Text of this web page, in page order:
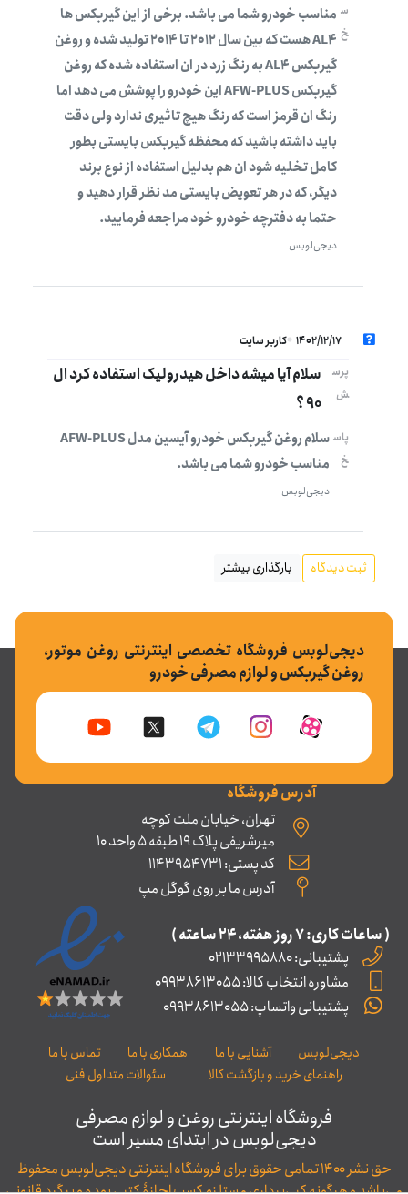
س
خ
مناسب خودرو شما می باشد. برخی از این گیربکس ها
AL4 هست که بین سال 2012 تا 2014 تولید شده و روغن
گیربکس AL4 به رنگ زرد در ان استفاده شده که روغن
گیربکس AFW-PLUS این خودرو را پوشش می دهد اما
رنگ ان قرمز است که رنگ هیچ تاثیری ندارد ولی دقت
باید داشته باشید که محفظه گیربکس بایستی بطور
کامل تخلیه شود ان هم بدلیل استفاده از نوع برند
دیگر، که در هر تعویض بایستی مد نظر قرار دهید و
حتما به دفترچه خودرو خود مراجعه فرمایید.
دیجی‌لوبس
1402/12/17 کاربر سایت
پرس
ش
سلام آیا میشه داخل هیدرولیک استفاده کرد ال
90 ؟
پاس
خ
سلام روغن گیربکس خودرو آیسین مدل AFW-PLUS
مناسب خودرو شما می باشد.
دیجی‌لوبس
ثبت دیدگاه بارگذاری بیشتر
دیجی‌لوبس فروشگاه تخصصی اینترنتی روغن موتور،
روغن گیربکس و لوازم مصرفی خودرو
آدرس فروشگاه
تهران، خیابان ملت کوچه
میرشریفی پلاک 19 طبقه 5 واحد 10
کد پستی: 1143954731
آدرس ما بر روی گوگل مپ
( ساعات کاری: ۷ روز ﻫﻔﺘﻪ، ۲۴ ﺳﺎﻋﺘﻪ )
پشتیبانی: 02133995880
مشاوره انتخاب کالا: 09938613055
پشتیبانی واتساپ: 09938613055
دیجی‌لوبس آشنایی با ما همکاری با ما
تماس با ما
راهنمای خرید و بازگشت کالا
سئوالات متداول فنی
فروشگاه اینترنتی روغن و لوازم مصرفی
دیجی‌لوبس در ابتدای مسیر است
حق نشر ۱۴۰۰ تمامی حقوق برای فروشگاه اینترنتی دیجی‌لوبس محفوظ